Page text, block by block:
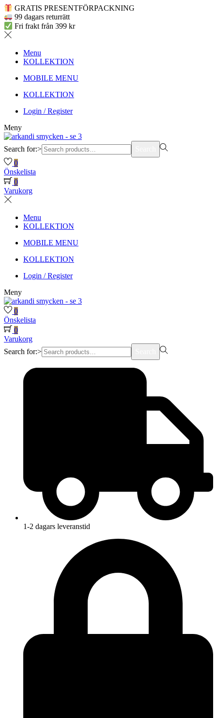
GRATIS PRESENTFÖRPACKNING
99 dagars returrätt
Fri frakt från 399 kr
Menu
KOLLEKTION
MOBILE MENU
KOLLEKTION
Login / Register
Meny
Search for:>
0
Önskelista
0
Varukorg
Menu
KOLLEKTION
MOBILE MENU
KOLLEKTION
Login / Register
Meny
0
Önskelista
0
Varukorg
Search for:>
1-2 dagars leveranstid